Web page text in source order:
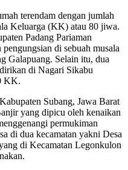
terendam dengan jumlah
Keluarga (KK) atau 80 jiwa.
Padang Pariaman
di sebuah musala
Galapuang. Selain itu, dua
di Nagari Sikabu
KK.
Subang, Jawa Barat
yang dipicu oleh kenaikan
permukiman
di dua kecamatan yakni Desa
di Kecamatan Legonkulon